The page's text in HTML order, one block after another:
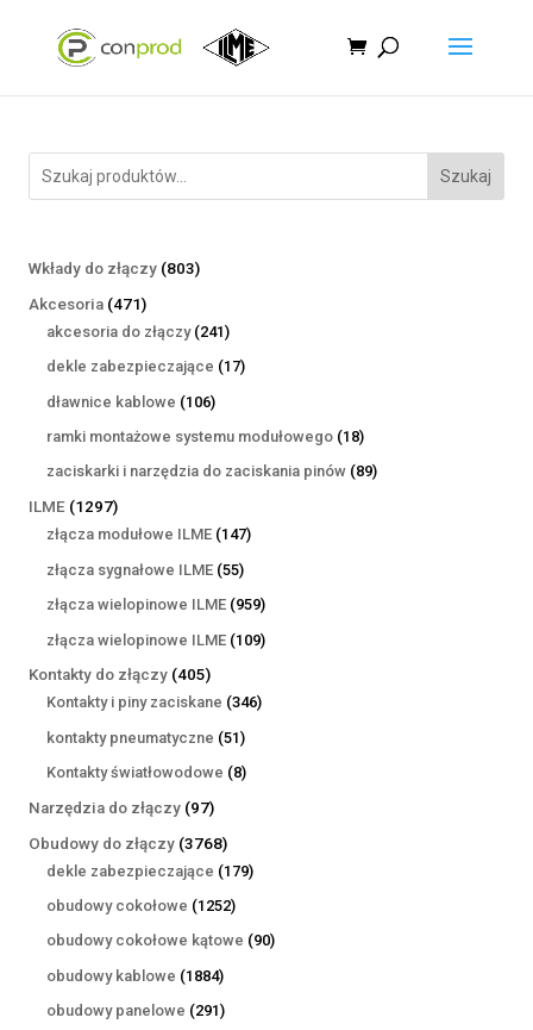
Szukaj
Wkłady do złączy 803803
Akcesoria 471471
produktów
akcesoria do złączy 241241
produktów
dekle zabezpieczające 1717
dławnice kablowe 106106
produktów
ramki montażowe systemu modułowego 1818
produktów
zaciskarki i narzędzia do zaciskania pinów 8989
ILME 12971297
produktów
złącza modułowe ILME 147147
złącza sygnałowe ILME 5555
produktów
złącza wielopinowe ILME 959959
produktów
złącza wielopinowe ILME 109109
Kontakty do złączy 405405
produktów
Kontakty i piny zaciskane 346346
kontakty pneumatyczne 5151
produktów
Kontakty światłowodowe 88
Narzędzia do złączy 9797
produktów
Obudowy do złączy 37683768
produktów
dekle zabezpieczające 179179
obudowy cokołowe 12521252
produkty
obudowy cokołowe kątowe 9090
obudowy kablowe 18841884
produkty
obudowy panelowe 291291